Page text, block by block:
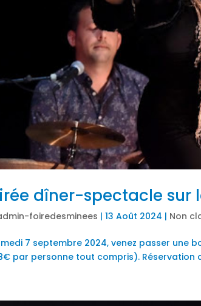
dîner-spectacle sur
foiredesminees |13 Août 2024 | Non
7 septembre 2024, venez passer une
par personne tout compris). Réservation